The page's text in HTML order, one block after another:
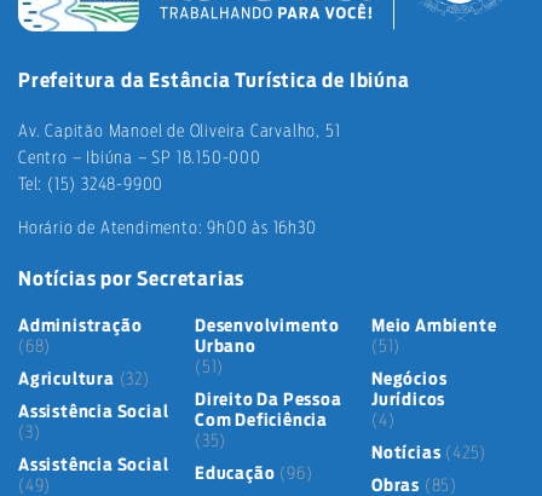
Prefeitura da Estância Turística de Ibiúna
Av. Capitão Manoel de Oliveira Carvalho, 51
Centro – Ibiúna – SP 18.150-000
Tel: (15) 3248-9900
Horário de Atendimento: 9h00 às 16h30
Notícias por Secretarias
Administração
(68)
Agricultura (32)
Assistência Social
(3)
Assistência Social
(49)
Desenvolvimento
Urbano
(51)
Direito Da Pessoa
Com Deficiência
(35)
Educação (96)
Meio Ambiente
(51)
Negócios
Jurídicos
(4)
Notícias (425)
Obras (85)